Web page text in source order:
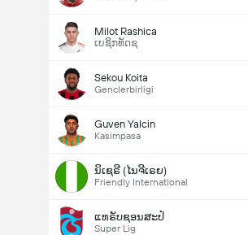
Milot Rashica
ເບຊິກທັດຊ
Sekou Koita
Genclerbirligi
Guven Yalcin
Kasimpasa
ນິເຊຣີ (ໄນຈີເຣຍ)
Friendly International
ແທຣັບຊອນສະປໍ
Super Lig